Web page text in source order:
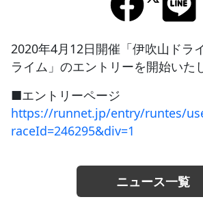
加盟・登録
エントリー
JBCF ROAD SERIES
2020年4月12日開催「伊吹山ドラ
ライム」のエントリーを開始いた
■エントリーページ
https://runnet.jp/entry/runtes/
raceId=246295&div=1
ニュース一覧